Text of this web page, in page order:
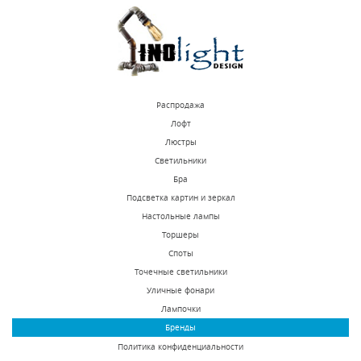
Распродажа
Лофт
Люстры
Светильники
Бра
Подсветка картин и зеркал
Настольные лампы
Торшеры
Споты
Точечные светильники
Уличные фонари
Лампочки
Бренды
Политика конфиденциальности